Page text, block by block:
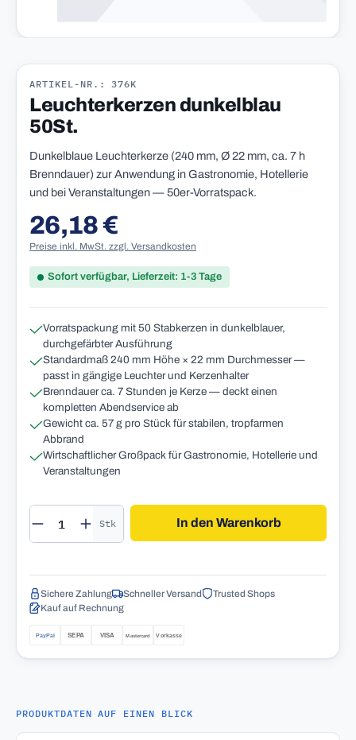
ARTIKEL-NR.: 376K
Leuchterkerzen dunkelblau
50St.
Dunkelblaue Leuchterkerze (240 mm, Ø 22 mm, ca. 7 h
Brenndauer) zur Anwendung in Gastronomie, Hotellerie
und bei Veranstaltungen — 50er-Vorratspack.
Regulärer Preis:
26,18 €
Preise inkl. MwSt. zzgl. Versandkosten
Sofort verfügbar, Lieferzeit: 1-3 Tage
Vorratspackung mit 50 Stabkerzen in dunkelblauer,
durchgefärbter Ausführung
Standardmaß 240 mm Höhe × 22 mm Durchmesser —
passt in gängige Leuchter und Kerzenhalter
Brenndauer ca. 7 Stunden je Kerze — deckt einen
kompletten Abendservice ab
Gewicht ca. 57 g pro Stück für stabilen, tropfarmen
Abbrand
Wirtschaftlicher Großpack für Gastronomie, Hotellerie und
Veranstaltungen
Produkt Anzahl: Gib den gewünschten
Stk In den Warenkorb
Sichere Zahlung Schneller Versand
Trusted Shops
Kauf auf Rechnung
PRODUKTDATEN AUF EINEN BLICK